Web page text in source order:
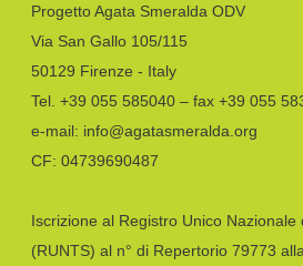
Progetto Agata Smeralda ODV
Via San Gallo 105/115
50129 Firenze - Italy
Tel. +39 055 585040 – fax +39 055
e-mail: info@agatasmeralda.org
CF: 04739690487
Iscrizione al Registro Unico Nazionale
(RUNTS) al n° di Repertorio 79773